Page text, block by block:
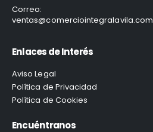
Correo:
ventas@comerciointegralavila.com
Enlaces de Interés
Aviso Legal
Política de Privacidad
Política de Cookies
Encuéntranos